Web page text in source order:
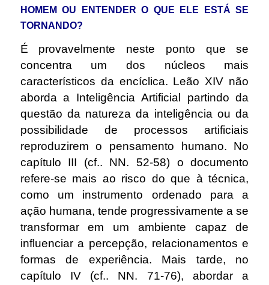
HOMEM OU ENTENDER O QUE ELE ESTÁ SE
TORNANDO?
É provavelmente neste ponto que se
concentra um dos núcleos mais
característicos da encíclica. Leão XIV não
aborda a Inteligência Artificial partindo da
questão da natureza da inteligência ou da
possibilidade de processos artificiais
reproduzirem o pensamento humano. No
capítulo III (cf.. NN. 52-58) o documento
refere-se mais ao risco do que à técnica,
como um instrumento ordenado para a
ação humana, tende progressivamente a se
transformar em um ambiente capaz de
influenciar a percepção, relacionamentos e
formas de experiência. Mais tarde, no
capítulo IV (cf.. NN. 71-76), abordar a